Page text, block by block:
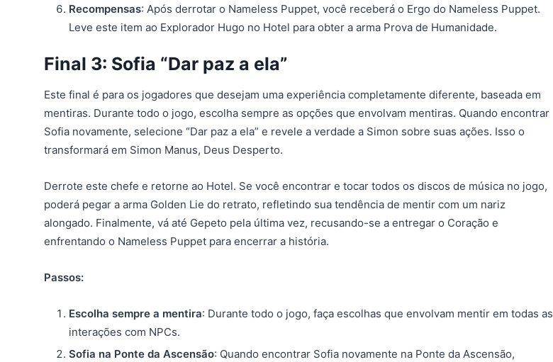
Recompensas: Após derrotar o Nameless Puppet, você receberá o Ergo do Nameless Puppet.
Leve este item ao Explorador Hugo no Hotel para obter a arma Prova de Humanidade.
Final 3: Sofia “Dar paz a ela”
Este final é para os jogadores que desejam uma experiência completamente diferente, baseada em
mentiras. Durante todo o jogo, escolha sempre as opções que envolvam mentiras. Quando encontrar
Sofia novamente, selecione “Dar paz a ela” e revele a verdade a Simon sobre suas ações. Isso o
transformará em Simon Manus, Deus Desperto.
Derrote este chefe e retorne ao Hotel. Se você encontrar e tocar todos os discos de música no jogo,
poderá pegar a arma Golden Lie do retrato, refletindo sua tendência de mentir com um nariz
alongado. Finalmente, vá até Gepeto pela última vez, recusando-se a entregar o Coração e
enfrentando o Nameless Puppet para encerrar a história.
Passos:
Escolha sempre a mentira: Durante todo o jogo, faça escolhas que envolvam mentir em todas as
interações com NPCs.
Sofia na Ponte da Ascensão: Quando encontrar Sofia novamente na Ponte da Ascensão,